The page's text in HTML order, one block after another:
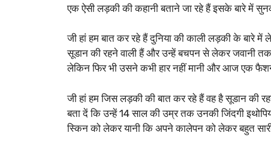
एक ऐसी लड़की की कहानी बताने जा रहे हैं इसके बारे में
जी हां हम बात कर रहे हैं दुनिया की काली लड़की के
सूडान की रहने वाली हैं और उन्हें बचपन से लेकर जवानी तक
लेकिन फिर भी उसने कभी हार नहीं मानी और आज एक
जी हां हम जिस लड़की की बात कर रहे हैं वह है सूडान की
बता दें कि उन्हें 14 साल की उम्र तक उनकी जिंदगी
स्किन को लेकर यानी कि अपने कालेपन को लेकर बहुत सारी